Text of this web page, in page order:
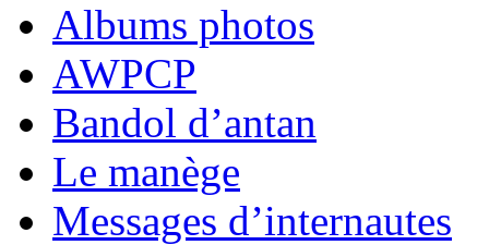
Albums photos
AWPCP
Bandol d’antan
Le manège
Messages d’internautes